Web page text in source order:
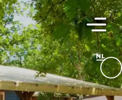
FR
EN
NL